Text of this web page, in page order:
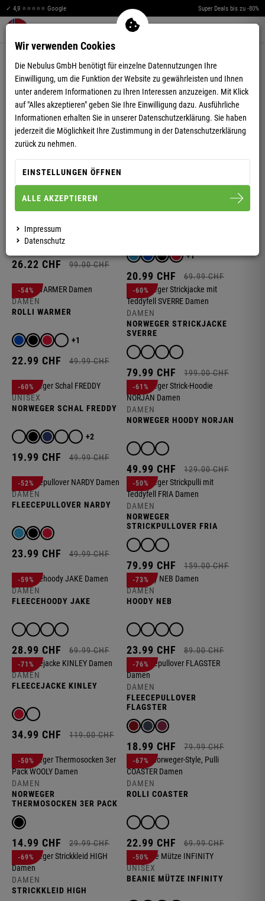
✓ 4,9 ⭐⭐⭐⭐⭐ Google Super Deals bis zu -80%
Warenkorb aufklappen
PULLOVER
DAMEN
FLEECEPULLOVER KYLE
24.99 CHF 49.99 CHF
DAMEN
NORWEGER CARDIGAN
26.22 CHF 99.00 CHF
-74%
+1
20.99 CHF 69.99 CHF
DAMEN
ROLLI WARMER
+1
22.99 CHF 49.99 CHF
-54%
DAMEN
NORWEGER STRICKJACKE
SVERRE
79.99 CHF 199.00 CHF
-60%
UNISEX
NORWEGER SCHAL FREDDY
+2
19.99 CHF 49.99 CHF
-60%
DAMEN
NORWEGER HOODY NORJAN
49.99 CHF 129.00 CHF
-61%
DAMEN
FLEECEPULLOVER NARDY
23.99 CHF 49.99 CHF
-52%
DAMEN
NORWEGER
STRICKPULLOVER FRIA
79.99 CHF 159.00 CHF
-50%
DAMEN
FLEECEHOODY JAKE
28.99 CHF 69.99 CHF
-59%
DAMEN
HOODY NEB
23.99 CHF 89.00 CHF
-73%
DAMEN
FLEECEJACKE KINLEY
34.99 CHF 119.00 CHF
-71%
DAMEN
FLEECEPULLOVER
FLAGSTER
18.99 CHF 79.99 CHF
-76%
DAMEN
NORWEGER
THERMOSOCKEN 3ER PACK
14.99 CHF 29.99 CHF
-50%
DAMEN
ROLLI COASTER
22.99 CHF 69.99 CHF
-67%
DAMEN
STRICKKLEID HIGH
-69%
UNISEX
BEANIE MÜTZE INFINITY
-50%
Wir verwenden Cookies
Die Nebulus GmbH benötigt für einzelne Datennutzungen Ihre
Einwilligung, um die Funktion der Website zu gewährleisten und Ihnen
unter anderem Informationen zu Ihren Interessen anzuzeigen. Mit Klick
auf "Alles akzeptieren" geben Sie Ihre Einwilligung dazu. Ausführliche
Informationen erhalten Sie in unserer Datenschutzerklärung. Sie haben
jederzeit die Möglichkeit Ihre Zustimmung in der Datenschutzerklärung
zurück zu nehmen.
EINSTELLUNGEN ÖFFNEN
ALLE AKZEPTIEREN
Impressum
Datenschutz